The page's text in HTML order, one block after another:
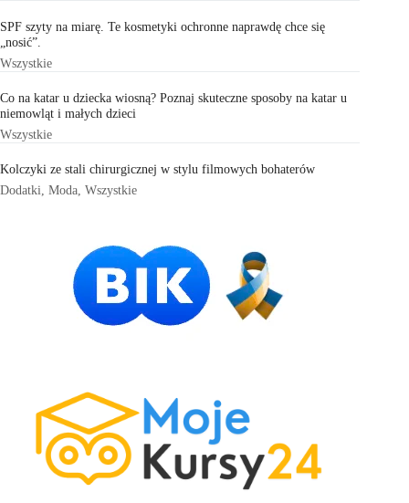
SPF szyty na miarę. Te kosmetyki ochronne naprawdę chce się
„nosić”.
Wszystkie
Co na katar u dziecka wiosną? Poznaj skuteczne sposoby na katar u
niemowląt i małych dzieci
Wszystkie
Kolczyki ze stali chirurgicznej w stylu filmowych bohaterów
Dodatki Moda Wszystkie